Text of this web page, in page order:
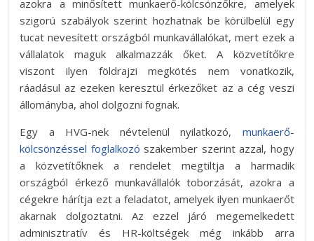
azokra a minősített munkaerő-kölcsönzőkre, amelyek
szigorú szabályok szerint hozhatnak be körülbelül egy
tucat nevesített országból munkavállalókat, mert ezek a
vállalatok maguk alkalmazzák őket. A közvetítőkre
viszont ilyen földrajzi megkötés nem vonatkozik,
ráadásul az ezeken keresztül érkezőket az a cég veszi
állományba, ahol dolgozni fognak.
Egy a HVG-nek névtelenül nyilatkozó, munkaerő-
kölcsönzéssel foglalkozó szakember szerint azzal, hogy
a közvetítőknek a rendelet megtiltja a harmadik
országból érkező munkavállalók toborzását, azokra a
cégekre hárítja ezt a feladatot, amelyek ilyen munkaerőt
akarnak dolgoztatni. Az ezzel járó megemelkedett
adminisztratív és HR-költségek még inkább arra